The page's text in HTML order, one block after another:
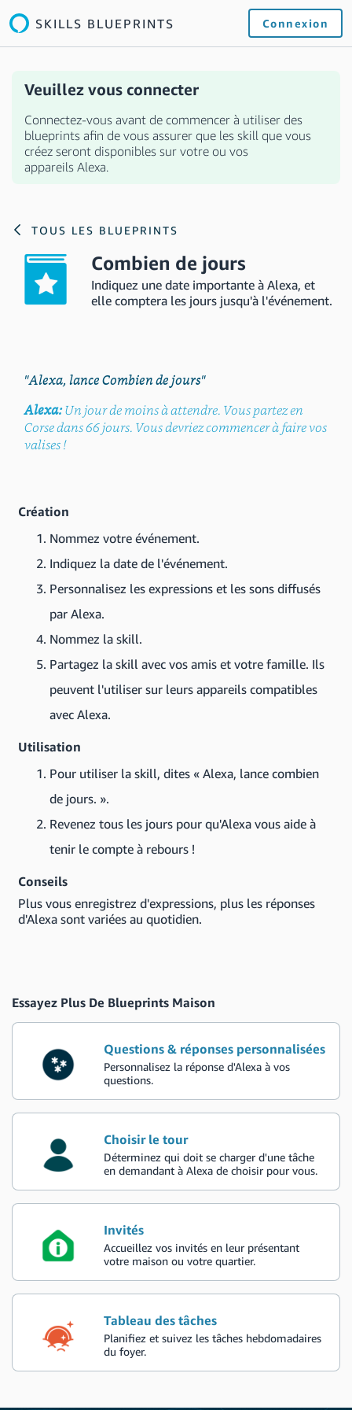
SKILLS BLUEPRINTS Connexion
Veuillez vous connecter
Connectez-vous avant de commencer à utiliser des
blueprints afin de vous assurer que les skill que vous
créez seront disponibles sur votre ou vos
appareils Alexa.
TOUS LES BLUEPRINTS
Combien de jours
Indiquez une date importante à Alexa, et
elle comptera les jours jusqu'à l'événement.
"Alexa, lance Combien de jours"
Alexa:Un jour de moins à attendre. Vous partez en
Corse dans 66 jours. Vous devriez commencer à faire vos
valises !
Création
Nommez votre événement.
Indiquez la date de l'événement.
Personnalisez les expressions et les sons diffusés
par Alexa.
Nommez la skill.
Partagez la skill avec vos amis et votre famille. Ils
peuvent l'utiliser sur leurs appareils compatibles
avec Alexa.
Utilisation
Pour utiliser la skill, dites « Alexa, lance combien
de jours. ».
Revenez tous les jours pour qu'Alexa vous aide à
tenir le compte à rebours !
Conseils
Plus vous enregistrez d'expressions, plus les réponses
d'Alexa sont variées au quotidien.
Essayez Plus De Blueprints Maison
Questions & réponses personnalisées
Personnalisez la réponse d'Alexa à vos
questions.
Choisir le tour
Déterminez qui doit se charger d'une tâche
en demandant à Alexa de choisir pour vous.
Invités
Accueillez vos invités en leur présentant
votre maison ou votre quartier.
Tableau des tâches
Planifiez et suivez les tâches hebdomadaires
du foyer.